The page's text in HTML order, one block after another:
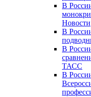
В
Новости
В
В
ТАСС
В